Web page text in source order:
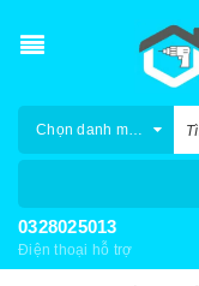
Chọn danh mục
0328025013
Điện thoại hỗ trợ